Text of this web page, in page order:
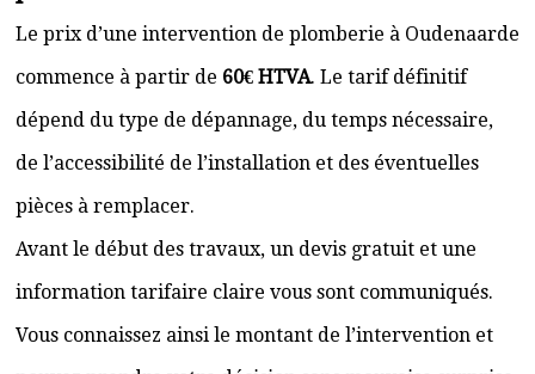
Le prix d’une intervention de plomberie à Oudenaarde
commence à partir de 60€ HTVA. Le tarif définitif
dépend du type de dépannage, du temps nécessaire,
de l’accessibilité de l’installation et des éventuelles
pièces à remplacer.
Avant le début des travaux, un devis gratuit et une
information tarifaire claire vous sont communiqués.
Vous connaissez ainsi le montant de l’intervention et